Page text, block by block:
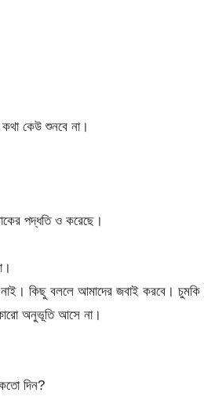
কেউ শুনবে না।
পদ্ধতি ও করেছে।
কিছু বললে আমাদের জবাই করবে। চুমকি
অনুভূতি আসে না।
দিন?